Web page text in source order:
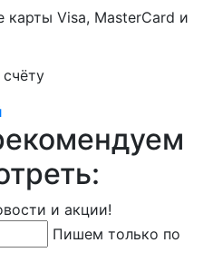
Visa, MasterCard и
и акции!
Пишем только по